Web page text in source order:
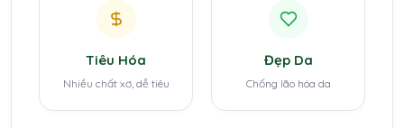
Tiêu Hóa
Nhiều chất xơ, dễ tiêu
Đẹp Da
Chống lão hóa da